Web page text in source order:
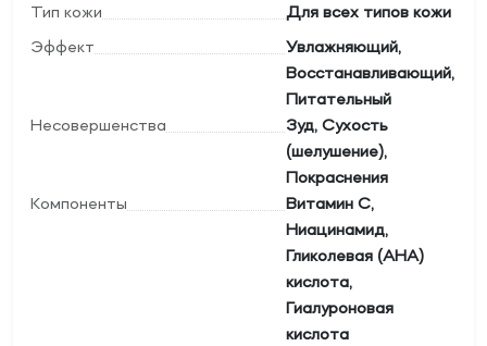
Тип кожи
Для всех типов кожи
Эффект
Увлажняющий,
Восстанавливающий,
Питательный
Несовершенства
Зуд, Сухость
(шелушение),
Покраснения
Компоненты
Витамин C,
Ниацинамид,
Гликолевая (АНА)
кислота,
Гиалуроновая
кислота